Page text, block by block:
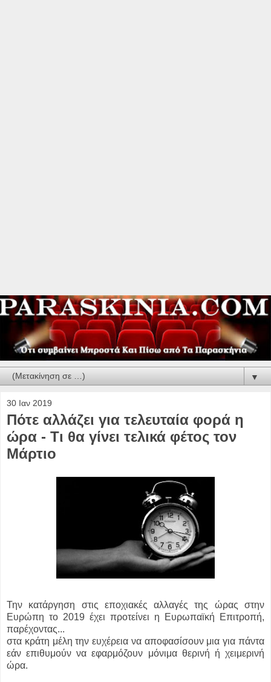
▼
30 Ιαν 2019
Πότε αλλάζει για τελευταία φορά η
ώρα - Τι θα γίνει τελικά φέτος τον
Μάρτιο
Την κατάργηση στις εποχιακές αλλαγές της ώρας στην
Ευρώπη το 2019 έχει προτείνει η Ευρωπαϊκή Επιτροπή,
παρέχοντας...
στα κράτη μέλη την ευχέρεια να αποφασίσουν μια για πάντα
εάν επιθυμούν να εφαρμόζουν μόνιμα θερινή ή χειμερινή
ώρα.